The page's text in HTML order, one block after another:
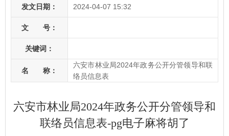
发文日期： 2024-04-07 15:32
文 号：
关键词：
名 称：
六安市林业局2024年政务公开分管领导和联
络员信息表
六安市林业局2024年政务公开分管领导和
联络员信息表-pg电子麻将胡了